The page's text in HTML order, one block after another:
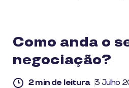
Como anda o
negociação?
2 min de leitura 3 Julho